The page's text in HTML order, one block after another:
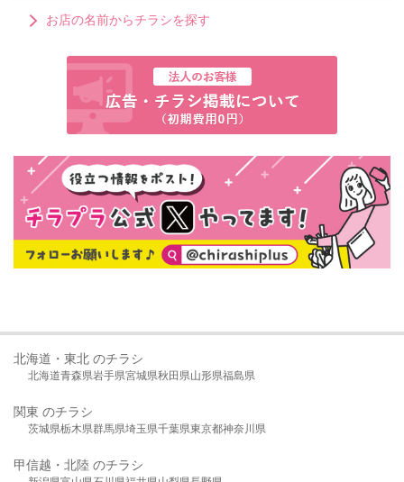
お店の名前からチラシを探す
北海道・東北 のチラシ
北海道青森県岩手県宮城県秋田県山形県福島県
関東 のチラシ
茨城県栃木県群馬県埼玉県千葉県東京都神奈川県
甲信越・北陸 のチラシ